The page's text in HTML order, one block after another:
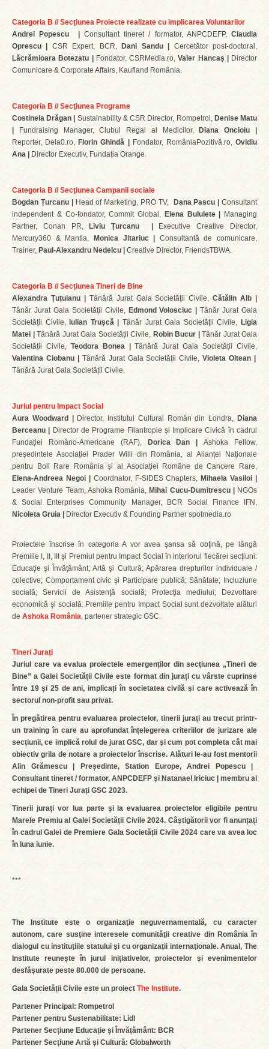
Categoria B // Secţiunea Proiecte realizate cu implicarea Voluntarilor
Andrei Popescu | Consultant tineret / formator, ANPCDEFP,Claudia
Oprescu | CSR Expert, BCR,Dani Sandu | Cercetător post-doctoral,
Lăcrămioara Botezatu |
Fondator, CSRMedia.ro, Valer Hancaș |
Director
Comunicare & Corporate Affairs, Kaufland România.
Categoria B // Secţiunea Programe
Costinela Drăgan | Sustainability & CSR Director, Rompetrol, Denise Matu
Fundraising Manager, Clubul Regal al Medicilor,Diana Oncioiu |
Reporter, Dela0.ro, Florin Ghindă | Fondator, RomâniaPozitivă.ro,Ovidiu
Ana |
Director Executiv, Fundația Orange.
Categoria B // Secţiunea Campanii sociale
Bogdan Țurcanu |
Head of Marketing, PRO TV, Dana Pascu |Consultant
independent & Co-fondator, Commit Global, Elena Bululete |
Managing
Partner, Conan PR,Liviu Țurcanu |
Executive Creative Director,
Mercury360 & Mantia, Monica Jitariuc | Consultantă de comunicare,
Trainer, Paul-Alexandru Nedelcu | Creative Director, FriendsTBWA.
Categoria B // Secțiunea Tineri de Bine
Alexandra Țuțuianu | Tânără Jurat Gala Societății Civile, Cătălin Alb |
Tânăr Jurat Gala Societății Civile,Edmond Volosciuc |Tânăr Jurat Gala
Societății Civile,Iulian Trușcă |Tânăr Jurat Gala Societății Civile, Ligia
Matei | Tânără Jurat Gala Societății Civile, Robin Bucur | Tânăr Jurat Gala
Societății Civile, Teodora Bonea |Tânără Jurat Gala Societății Civile,
Valentina Ciobanu | Tânără Jurat Gala Societății Civile,Violeta Oltean |
Tânără Jurat Gala Societății Civile.
Juriul pentru Impact Social
Aura Woodward |
Director, Institutul Cultural Român din Londra, Diana
Berceanu |
Director de Programe Filantropie și Implicare Civică în cadrul
Fundației Româno-Americane (RAF),
Dorica Dan |Ashoka Fellow,
președintele Asociației Prader Willi din România, al Alianței Naționale
pentru Boli Rare România și al Asociației Române de Cancere Rare,
Elena-Andreea Negoi | Coordnator, F-SIDES Chapters, Mihaela Vasiloi |
Leader Venture Team, Ashoka România, Mihai Cucu-Dumitrescu |
NGOs
& Social Enterprises Community Manager, BCR Social Finance IFN,
Nicoleta Gruia |
Director Executiv & Founding Partner spotmedia.ro
Proiectele înscrise în categoria A vor avea şansa să obţină, pe lângă
Premiile I, II, III şi Premiul pentru Impact Social în interiorul fiecărei secţiuni:
Educaţie şi Ȋnvăţământ; Artă şi Cultură; Apărarea drepturilor individuale /
colective; Comportament civic şi Participare publică; Sănătate; Incluziune
socială; Servicii de Asistenţă socială; Protecţia mediului; Dezvoltare
economică şi socială. Premiile pentru Impact Social sunt dezvoltate alături
de Ashoka România, partener strategic GSC.
Tineri Jurați
Juriul care va evalua proiectele emergenților din secțiunea „Tineri de
Bine” a Galei Societății Civile este format din jurați cu vârste cuprinse
între 19 și 25 de ani, implicați în societatea civilă și care activează în
sectorul non-profit sau privat.
În pregătirea pentru evaluarea proiectelor, tinerii jurați au trecut printr-
un training în care au aprofundat înțelegerea criteriilor de jurizare ale
secțiunii, ce implică rolul de jurat GSC, dar și cum pot completa cât mai
obiectiv grila de notare a proiectelor înscrise. Alături le-au fost mentorii
Alin Grămescu | Președinte, Station Europe, Andrei Popescu |
Consultant tineret / formator, ANPCDEFP și Natanael Iriciuc | membru al
echipei de Tineri Jurați GSC 2023.
Tinerii jurați vor lua parte și la evaluarea proiectelor eligibile pentru
Marele Premiu al Galei Societății Civile 2024. Câștigătorii vor fi anunțați
în cadrul Galei de Premiere Gala Societății Civile 2024 care va avea loc
în luna iunie.
***
The Institute este o organizaţie neguvernamentală, cu caracter
autonom, care susţine interesele comunităţii creative din România în
dialogul cu instituţiile statului şi cu organizații internaţionale. Anual, The
Institute reunește în jurul inițiativelor, proiectelor și evenimentelor
desfășurate peste 80.000 de persoane.
Gala Societății Civile este un proiect The Institute.
Partener Principal: Rompetrol
Partener pentru Sustenabilitate: Lidl
Partener Secțiune Educație și Învățământ: BCR
Partener Secțiune Artă și Cultură: Globalworth